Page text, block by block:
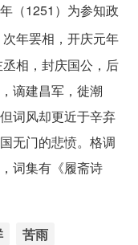
（1251）为参知政
年罢相，开庆元年
丞相，封庆国公，后
谪建昌军，徙潮
词风却更近于辛弃
无门的悲愤。格调
词集有《履斋诗
苦雨